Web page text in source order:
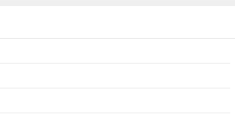
源，无论是pk还是打怪都是最常用的技能之一，唯一的缺